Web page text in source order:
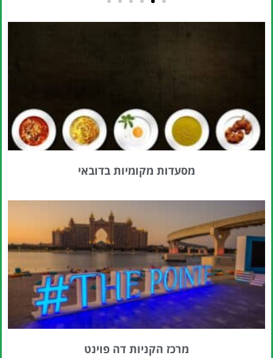
מסעדות מקומיות בדובאי
מרכז הקניות דה פוינט